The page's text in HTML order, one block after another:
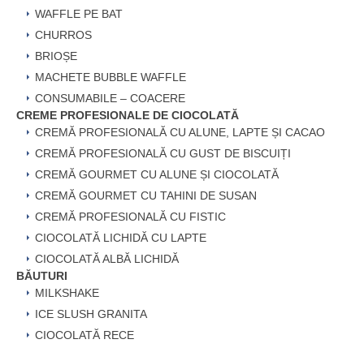
WAFFLE PE BAT
CHURROS
BRIOȘE
MACHETE BUBBLE WAFFLE
CONSUMABILE – COACERE
CREME PROFESIONALE DE CIOCOLATĂ
CREMĂ PROFESIONALĂ CU ALUNE, LAPTE ȘI CACAO
CREMĂ PROFESIONALĂ CU GUST DE BISCUIȚI
CREMĂ GOURMET CU ALUNE ȘI CIOCOLATĂ
CREMĂ GOURMET CU TAHINI DE SUSAN
CREMĂ PROFESIONALĂ CU FISTIC
CIOCOLATĂ LICHIDĂ CU LAPTE
CIOCOLATĂ ALBĂ LICHIDĂ
BĂUTURI
MILKSHAKE
ICE SLUSH GRANITA
CIOCOLATĂ RECE